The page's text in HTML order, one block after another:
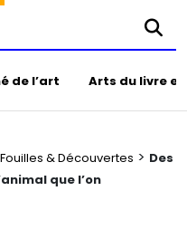
de l’art Arts du livre
Fouilles & Découvertes > Des
que l’on